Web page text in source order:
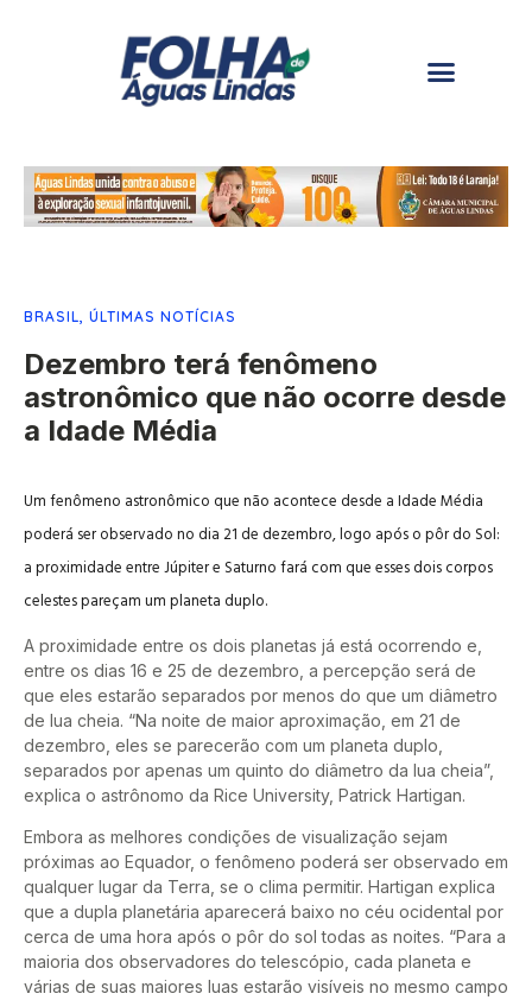
BRASIL ÚLTIMAS NOTÍCIAS
Dezembro terá fenômeno
astronômico que não ocorre desde
a Idade Média
Um fenômeno astronômico que não acontece desde a Idade Média
poderá ser observado no dia 21 de dezembro, logo após o pôr do Sol:
a proximidade entre Júpiter e Saturno fará com que esses dois corpos
celestes pareçam um planeta duplo.
A proximidade entre os dois planetas já está ocorrendo e,
entre os dias 16 e 25 de dezembro, a percepção será de
que eles estarão separados por menos do que um diâmetro
de lua cheia. “Na noite de maior aproximação, em 21 de
dezembro, eles se parecerão com um planeta duplo,
separados por apenas um quinto do diâmetro da lua cheia”,
explica o astrônomo da Rice University, Patrick Hartigan.
Embora as melhores condições de visualização sejam
próximas ao Equador, o fenômeno poderá ser observado em
qualquer lugar da Terra, se o clima permitir. Hartigan explica
que a dupla planetária aparecerá baixo no céu ocidental por
cerca de uma hora após o pôr do sol todas as noites. “Para a
maioria dos observadores do telescópio, cada planeta e
várias de suas maiores luas estarão visíveis no mesmo campo